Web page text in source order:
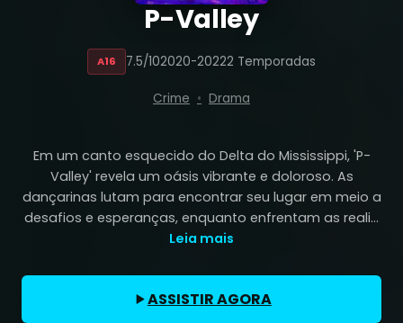
P-Valley
A16 7.5/102020-20222 Temporadas
Crime Drama
Em um canto esquecido do Delta do Mississippi, 'P-
Valley' revela um oásis vibrante e doloroso. As
dançarinas lutam para encontrar seu lugar em meio a
desafios e esperanças, enquanto enfrentam as reali...
Leia mais
ASSISTIR AGORA